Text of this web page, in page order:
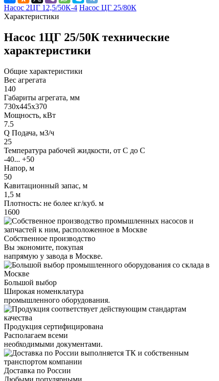
Насос 2ЦГ 12,5/50К-4 Насос ЦГ 25/80К
Характеристики
Насос 1ЦГ 25/50К технические
характеристики
Общие характеристики
Вес агрегата
140
Габариты агрегата, мм
730х445х370
Мощность, кВт
7.5
Q Подача, м3/ч
25
Температура рабочей жидкости, от С до С
-40... +50
Напор, м
50
Кавитационный запас, м
1,5 м
Плотность: не более кг/куб. м
1600
Собственное производство
Вы экономите, покупая
напрямую у завода в Москве.
Большой выбор
Широкая номенклатура
промышленного оборудования.
Продукция сертифицирована
Располагаем всеми
необходимыми документами.
Доставка по России
Любыми популярными